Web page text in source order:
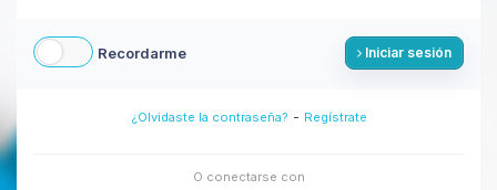
Recordarme Iniciar sesión
¿Olvidaste la contraseña? - Regístrate
O conectarse con